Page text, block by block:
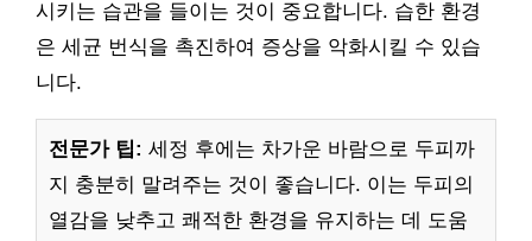
시키는 습관을 들이는 것이 중요합니다. 습한 환경
은 세균 번식을 촉진하여 증상을 악화시킬 수 있습
니다.
전문가 팁: 세정 후에는 차가운 바람으로 두피까
지 충분히 말려주는 것이 좋습니다. 이는 두피의
열감을 낮추고 쾌적한 환경을 유지하는 데 도움